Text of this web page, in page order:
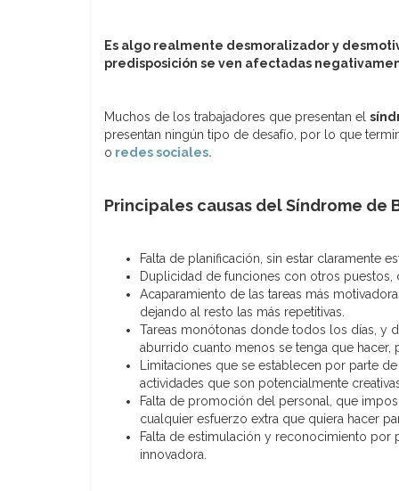
Es algo realmente desmoralizador y
predisposición se ven afectadas
Muchos de los trabajadores que presentan el
presentan ningún tipo de desafío, por lo que
o redes sociales.
Principales causas del Síndrome de
Falta de planificación, sin estar claramente
Duplicidad de funciones con otros
Acaparamiento de las tareas más
dejando al resto las más repetitivas.
Tareas monótonas donde todos los días, y
aburrido cuanto menos se tenga que hacer,
Limitaciones que se establecen por parte
actividades que son potencialmente
Falta de promoción del personal, que
cualquier esfuerzo extra que quiera hacer
Falta de estimulación y reconocimiento por
innovadora.